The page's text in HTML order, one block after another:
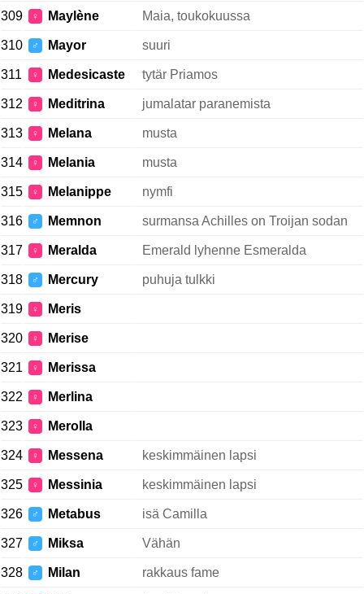
309 ♀ Maylène Maia, toukokuussa
310 ♂ Mayor suuri
311 ♀ Medesicaste tytär Priamos
312 ♀ Meditrina jumalatar paranemista
313 ♀ Melana musta
314 ♀ Melania musta
315 ♀ Melanippe nymfi
316 ♂ Memnon surmansa Achilles on Troijan sodan
317 ♀ Meralda Emerald lyhenne Esmeralda
318 ♂ Mercury puhuja tulkki
319 ♀ Meris
320 ♀ Merise
321 ♀ Merissa
322 ♀ Merlina
323 ♀ Merolla
324 ♀ Messena keskimmäinen lapsi
325 ♀ Messinia keskimmäinen lapsi
326 ♂ Metabus isä Camilla
327 ♂ Miksa Vähän
328 ♂ Milan rakkaus fame